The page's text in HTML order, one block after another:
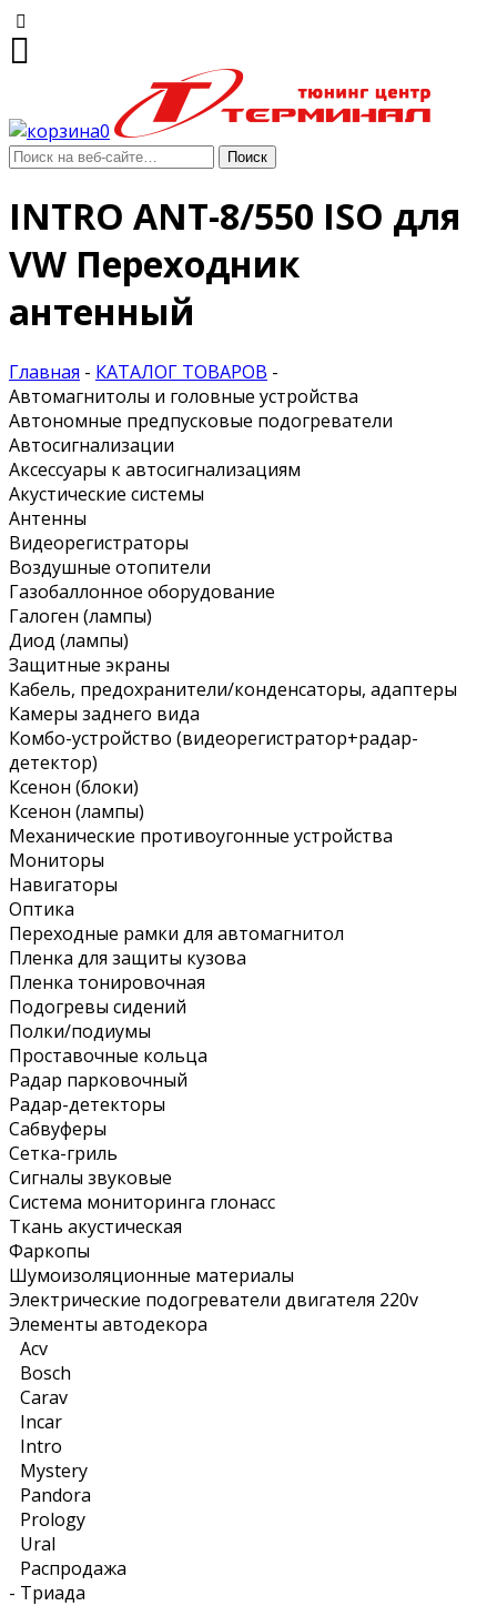
0
INTRO ANT-8/550 ISO для
VW Переходник
антенный
Главная - КАТАЛОГ ТОВАРОВ -
Автомагнитолы и головные устройства
Автономные предпусковые подогреватели
Автосигнализации
Аксессуары к автосигнализациям
Акустические системы
Антенны
Видеорегистраторы
Воздушные отопители
Газобаллонное оборудование
Галоген (лампы)
Диод (лампы)
Защитные экраны
Кабель, предохранители/конденсаторы, адаптеры
Камеры заднего вида
Комбо-устройство (видеорегистратор+радар-
детектор)
Ксенон (блоки)
Ксенон (лампы)
Механические противоугонные устройства
Мониторы
Навигаторы
Оптика
Переходные рамки для автомагнитол
Пленка для защиты кузова
Пленка тонировочная
Подогревы сидений
Полки/подиумы
Проставочные кольца
Радар парковочный
Радар-детекторы
Сабвуферы
Сетка-гриль
Сигналы звуковые
Система мониторинга глонасс
Ткань акустическая
Фаркопы
Шумоизоляционные материалы
Электрические подогреватели двигателя 220v
Элементы автодекора
-
Acv
Bosch
Carav
Incar
Intro
Mystery
Pandora
Prology
Ural
Распродажа
Триада